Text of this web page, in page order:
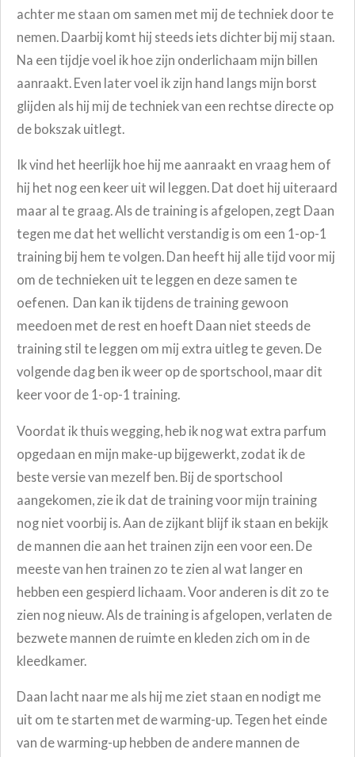
achter me staan om samen met mij de techniek door te
nemen. Daarbij komt hij steeds iets dichter bij mij staan.
Na een tijdje voel ik hoe zijn onderlichaam mijn billen
aanraakt. Even later voel ik zijn hand langs mijn borst
glijden als hij mij de techniek van een rechtse directe op
de bokszak uitlegt.
Ik vind het heerlijk hoe hij me aanraakt en vraag hem of
hij het nog een keer uit wil leggen. Dat doet hij uiteraard
maar al te graag. Als de training is afgelopen, zegt Daan
tegen me dat het wellicht verstandig is om een 1-op-1
training bij hem te volgen. Dan heeft hij alle tijd voor mij
om de technieken uit te leggen en deze samen te
oefenen. Dan kan ik tijdens de training gewoon
meedoen met de rest en hoeft Daan niet steeds de
training stil te leggen om mij extra uitleg te geven. De
volgende dag ben ik weer op de sportschool, maar dit
keer voor de 1-op-1 training.
Voordat ik thuis wegging, heb ik nog wat extra parfum
opgedaan en mijn make-up bijgewerkt, zodat ik de
beste versie van mezelf ben. Bij de sportschool
aangekomen, zie ik dat de training voor mijn training
nog niet voorbij is. Aan de zijkant blijf ik staan en bekijk
de mannen die aan het trainen zijn een voor een. De
meeste van hen trainen zo te zien al wat langer en
hebben een gespierd lichaam. Voor anderen is dit zo te
zien nog nieuw. Als de training is afgelopen, verlaten de
bezwete mannen de ruimte en kleden zich om in de
kleedkamer.
Daan lacht naar me als hij me ziet staan en nodigt me
uit om te starten met de warming-up. Tegen het einde
van de warming-up hebben de andere mannen de